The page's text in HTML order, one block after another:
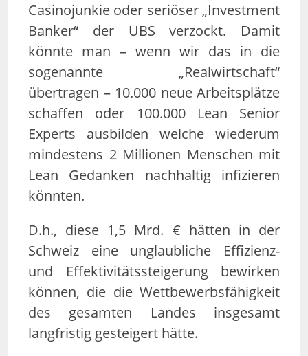
Casinojunkie oder seriöser „Investment
Banker“ der UBS verzockt. Damit
könnte man – wenn wir das in die
sogenannte „Realwirtschaft“
übertragen – 10.000 neue Arbeitsplätze
schaffen oder 100.000 Lean Senior
Experts ausbilden welche wiederum
mindestens 2 Millionen Menschen mit
Lean Gedanken nachhaltig infizieren
könnten.
D.h., diese 1,5 Mrd. € hätten in der
Schweiz eine unglaubliche Effizienz-
und Effektivitätssteigerung bewirken
können, die die Wettbewerbsfähigkeit
des gesamten Landes insgesamt
langfristig gesteigert hätte.